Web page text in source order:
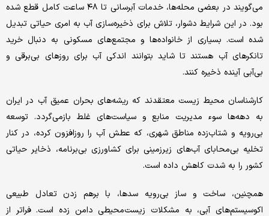
می‌گویند در بعضی محله‌ها، خدمات آبرسانی تا ۴۸ ساعت کامل قطع شده
بود. در این شرایط دشوار، تلاش برای ذخیره‌سازی آب به امری حیاتی تبدیل
شده است. بسیاری از خانواده‌ها و مجتمع‌های مسکونی به دنبال خرید
تانکرهای آب هستند تا شاید بتوانند اندکی آب برای روزهای بی‌برقی و
بی‌آبی آینده ذخیره کنند.
کارشناسان محیط زیست معتقدند که ریشه‌های بحران عمیق آب در ایران
به دهه‌ها سوء مدیریت منابع و سیاست‌های غلط بازمی‌گردد. توسعه
بی‌رویه و شتاب‌زده مناطق شهری، که عطش آب را روزافزون کرده، در کنار
تخلیه بی‌محابای آب‌های زیرزمینی برای کشاورزی بی‌برنامه، ذخایر حیاتی
کشور را به شدت کاهش داده است.
همچنین، ساخت و ساز بی‌رویه سدها، با برهم زدن تعادل طبیعی
اکوسیستم‌های آبی، به مشکلات زیست‌محیطی دامن زده است. فراتر از